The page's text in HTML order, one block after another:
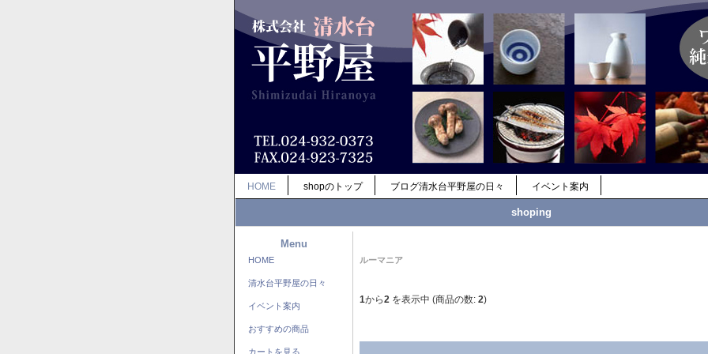
HOME shopのトップ ブログ清水台平野屋の日々 イベント案内
shoping
Menu
HOME
清水台平野屋の日々
イベント案内
おすすめの商品
カートを見る
ルーマニア
1から2 を表示中 (商品の数: 2)